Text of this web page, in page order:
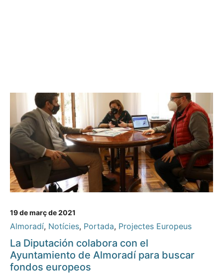
19 de març de 2021
Almoradí, Notícies, Portada, Projectes Europeus
La Diputación colabora con el
Ayuntamiento de Almoradí para buscar
fondos europeos